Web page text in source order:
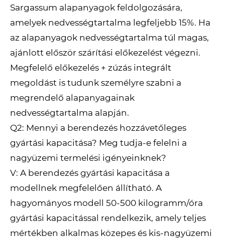
Sargassum alapanyagok feldolgozására,
amelyek nedvességtartalma legfeljebb 15%. Ha
az alapanyagok nedvességtartalma túl magas,
ajánlott először szárítási előkezelést végezni.
Megfelelő előkezelés + zúzás integrált
megoldást is tudunk személyre szabni a
megrendelő alapanyagainak
nedvességtartalma alapján.
Q2: Mennyi a berendezés hozzávetőleges
gyártási kapacitása? Meg tudja-e felelni a
nagyüzemi termelési igényeinknek?
V: A berendezés gyártási kapacitása a
modellnek megfelelően állítható. A
hagyományos modell 50-500 kilogramm/óra
gyártási kapacitással rendelkezik, amely teljes
mértékben alkalmas közepes és kis-nagyüzemi